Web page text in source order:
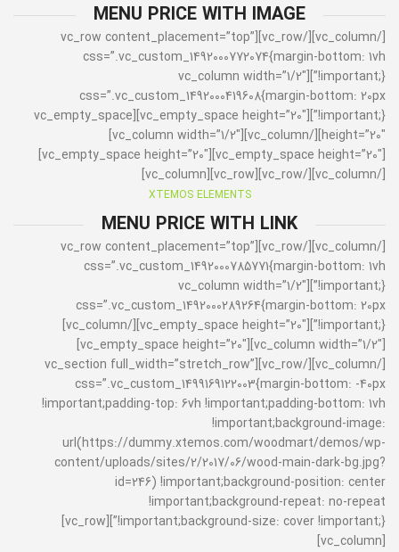
MENU PRICE WITH IMAGE
[/vc_column][/vc_row][vc_row content_placement=”top”
css=”.vc_custom_1492000772074{margin-bottom: 1vh
!important;}”][vc_column width=”1/2″
css=”.vc_custom_1492000419608{margin-bottom: 20px
!important;}”][vc_empty_space height=”20″][vc_empty_space
height=”20″][/vc_column][vc_column width=”1/2″]
[vc_empty_space height=”20″][vc_empty_space height=”20″]
[/vc_column][/vc_row][vc_row][vc_column]
XTEMOS ELEMENTS
MENU PRICE WITH LINK
[/vc_column][/vc_row][vc_row content_placement=”top”
css=”.vc_custom_1492000785771{margin-bottom: 1vh
!important;}”][vc_column width=”1/2″
css=”.vc_custom_1492000289264{margin-bottom: 20px
!important;}”][vc_empty_space height=”20″][/vc_column]
[vc_column width=”1/2″][vc_empty_space height=”20″]
[/vc_column][/vc_row][vc_section full_width=”stretch_row”
css=”.vc_custom_1499169122003{margin-bottom: -40px
!important;padding-top: 6vh !important;padding-bottom: 1vh
!important;background-image:
url(https://dummy.xtemos.com/woodmart/demos/wp-
content/uploads/sites/2/2017/06/wood-main-dark-bg.jpg?
id=246) !important;background-position: center
!important;background-repeat: no-repeat
!important;background-size: cover !important;}”][vc_row]
[vc_column]